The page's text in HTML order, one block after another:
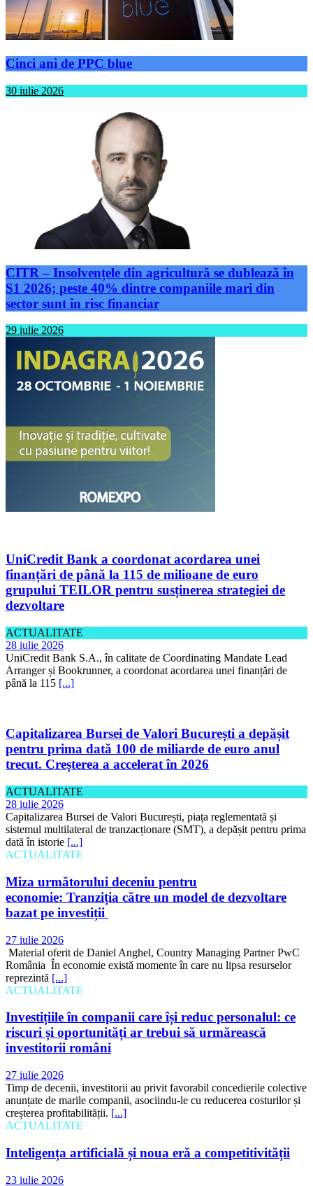
Cinci ani de PPC blue
30 iulie 2026
CITR – Insolvențele din agricultură se dublează în
S1 2026; peste 40% dintre companiile mari din
sector sunt în risc financiar
29 iulie 2026
UniCredit Bank a coordonat acordarea unei
finanțări de până la 115 de milioane de euro
grupului TEILOR pentru susținerea strategiei de
dezvoltare
ACTUALITATE
28 iulie 2026
UniCredit Bank S.A., în calitate de Coordinating Mandate Lead
Arranger și Bookrunner, a coordonat acordarea unei finanțări de
până la 115 [...]
Capitalizarea Bursei de Valori București a depășit
pentru prima dată 100 de miliarde de euro anul
trecut. Creșterea a accelerat în 2026
ACTUALITATE
28 iulie 2026
Capitalizarea Bursei de Valori București, piața reglementată și
sistemul multilateral de tranzacționare (SMT), a depășit pentru prima
dată în istorie [...]
ACTUALITATE
Miza următorului deceniu pentru
economie: Tranziția către un model de dezvoltare
bazat pe investiții
27 iulie 2026
Material oferit de Daniel Anghel, Country Managing Partner PwC
România În economie există momente în care nu lipsa resurselor
reprezintă [...]
ACTUALITATE
Investițiile în companii care își reduc personalul: ce
riscuri și oportunități ar trebui să urmărească
investitorii români
27 iulie 2026
Timp de decenii, investitorii au privit favorabil concedierile colective
anunțate de marile companii, asociindu-le cu reducerea costurilor și
creșterea profitabilității. [...]
ACTUALITATE
Inteligența artificială și noua eră a competitivității
23 iulie 2026